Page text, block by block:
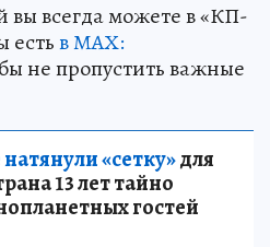
вы всегда можете в «КП-
естьв МАХ:
не пропустить важные
«сетку»для
13 лет тайно
гостей